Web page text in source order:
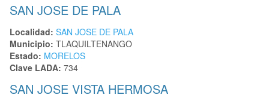
SAN JOSE DE PALA
Localidad: SAN JOSE DE PALA
Municipio: TLAQUILTENANGO
Estado: MORELOS
Clave LADA: 734
SAN JOSE VISTA HERMOSA